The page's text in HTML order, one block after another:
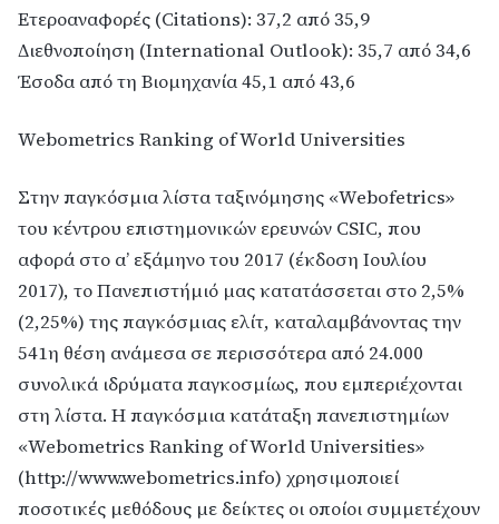
Ετεροαναφορές (Citations): 37,2 από 35,9
Διεθνοποίηση (International Outlook): 35,7 από 34,6
Έσοδα από τη Βιομηχανία 45,1 από 43,6
Webometrics Ranking of World Universities
Στην παγκόσμια λίστα ταξινόμησης «Webofetrics»
του κέντρου επιστημονικών ερευνών CSIC, που
αφορά στο αʼ εξάμηνο του 2017 (έκδοση Ιουλίου
2017), το Πανεπιστήμιό μας κατατάσσεται στο 2,5%
(2,25%) της παγκόσμιας ελίτ, καταλαμβάνοντας την
541η θέση ανάμεσα σε περισσότερα από 24.000
συνολικά ιδρύματα παγκοσμίως, που εμπεριέχονται
στη λίστα. Η παγκόσμια κατάταξη πανεπιστημίων
«Webometrics Ranking of World Universities»
(http://www.webometrics.info) χρησιμοποιεί
ποσοτικές μεθόδους με δείκτες οι οποίοι συμμετέχουν